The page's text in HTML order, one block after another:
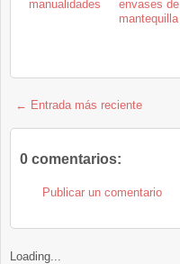
manualidades
envases de
mantequilla
← Entrada más reciente
0 comentarios:
Publicar un comentario
Loading...